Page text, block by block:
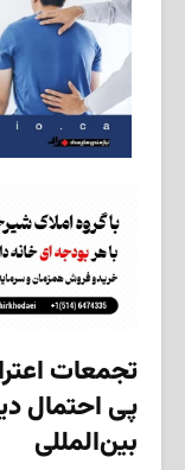
تجمعات
پی احتمال
بین‌المللی